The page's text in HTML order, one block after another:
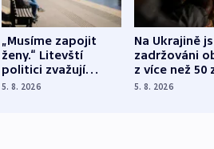
„Musíme zapojit
ženy.“ Litevští
politici zvažují
dohodu o
5. 8. 2026
Na Ukrajině
zadržováni
z více než 50
Bojovali na
5. 8. 2026